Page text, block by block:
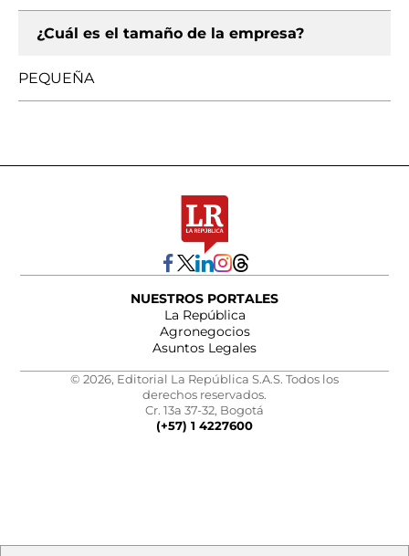
¿Cuál es el tamaño de la empresa?
PEQUEÑA
NUESTROS PORTALES
La República
Agronegocios
Asuntos Legales
© 2026, Editorial La República S.A.S. Todos los
derechos reservados.
Cr. 13a 37-32, Bogotá
(+57) 1 4227600